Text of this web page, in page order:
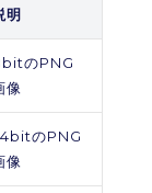
明
のPNG
像
のPNG
像